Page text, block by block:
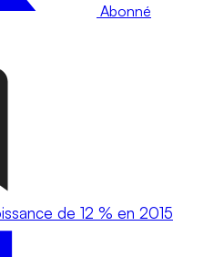
Abonné
de 12 % en 2015